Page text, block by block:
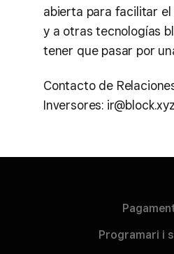
abierta para facilitar
y a otras tecnologías
tener que pasar por
Contacto de
Inversores: ir@block.xyz
Programari i